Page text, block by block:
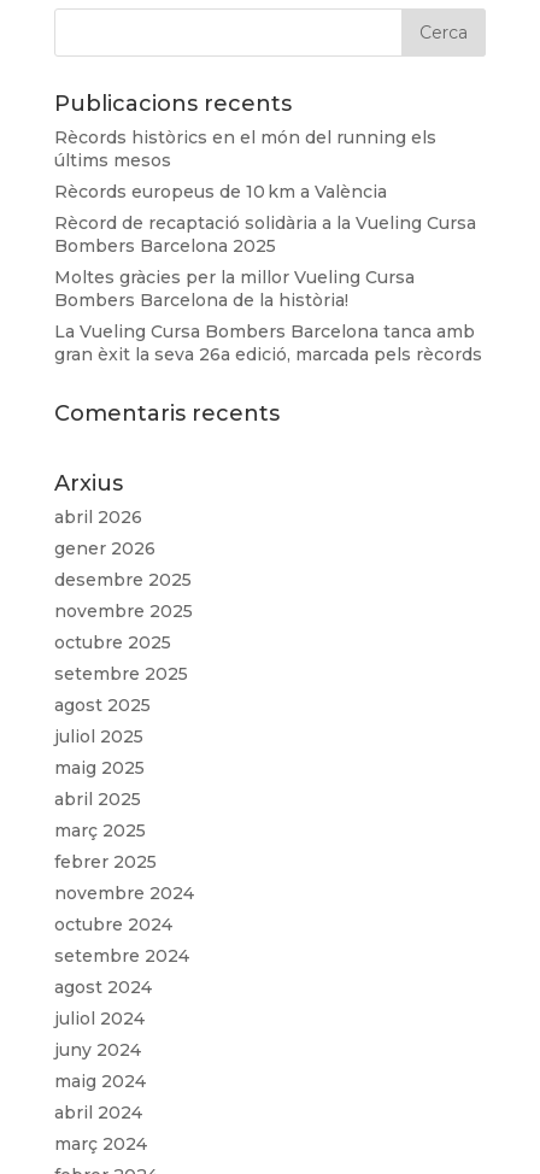
Publicacions recents
Rècords històrics en el món del running els
últims mesos
Rècords europeus de 10 km a València
Rècord de recaptació solidària a la Vueling Cursa
Bombers Barcelona 2025
Moltes gràcies per la millor Vueling Cursa
Bombers Barcelona de la història!
La Vueling Cursa Bombers Barcelona tanca amb
gran èxit la seva 26a edició, marcada pels rècords
Comentaris recents
Arxius
abril 2026
gener 2026
desembre 2025
novembre 2025
octubre 2025
setembre 2025
agost 2025
juliol 2025
maig 2025
abril 2025
març 2025
febrer 2025
novembre 2024
octubre 2024
setembre 2024
agost 2024
juliol 2024
juny 2024
maig 2024
abril 2024
març 2024